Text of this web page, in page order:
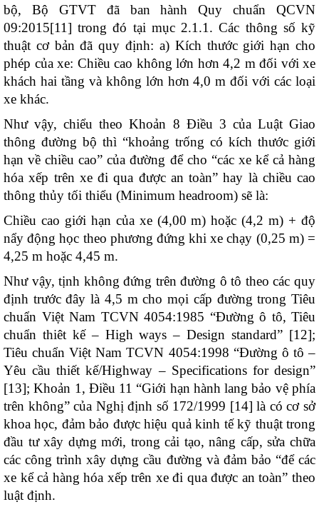
bộ, Bộ GTVT đã ban hành Quy chuẩn QCVN
09:2015[11] trong đó tại mục 2.1.1. Các thông số kỹ
thuật cơ bản đã quy định: a) Kích thước giới hạn cho
phép của xe: Chiều cao không lớn hơn 4,2 m đối với xe
khách hai tầng và không lớn hơn 4,0 m đối với các loại
xe khác.
Như vậy, chiểu theo Khoản 8 Điều 3 của Luật Giao
thông đường bộ thì “khoảng trống có kích thước giới
hạn về chiều cao” của đường để cho “các xe kể cả hàng
hóa xếp trên xe đi qua được an toàn” hay là chiều cao
thông thủy tối thiểu (Minimum headroom) sẽ là:
Chiều cao giới hạn của xe (4,00 m) hoặc (4,2 m) + độ
nẩy động học theo phương đứng khi xe chạy (0,25 m) =
4,25 m hoặc 4,45 m.
Như vậy, tịnh không đứng trên đường ô tô theo các quy
định trước đây là 4,5 m cho mọi cấp đường trong Tiêu
chuẩn Việt Nam TCVN 4054:1985 “Đường ô tô, Tiêu
chuẩn thiêt kế – High ways – Design standard” [12];
Tiêu chuẩn Việt Nam TCVN 4054:1998 “Đường ô tô –
Yêu cầu thiết kế/Highway – Specifications for design”
[13]; Khoản 1, Điều 11 “Giới hạn hành lang bảo vệ phía
trên không” của Nghị định số 172/1999 [14] là có cơ sở
khoa học, đảm bảo được hiệu quả kinh tế kỹ thuật trong
đầu tư xây dựng mới, trong cải tạo, nâng cấp, sửa chữa
các công trình xây dựng cầu đường và đảm bảo “đểcác
xe kể cả hàng hóa xếp trên xe đi qua được an toàn” theo
luật định.